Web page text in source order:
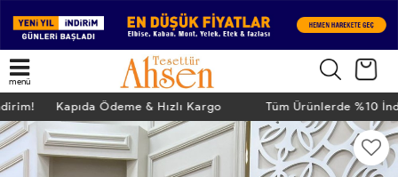
menü
Kapıda Ödeme & Hızlı Kargo Tüm Ürünlerde %10